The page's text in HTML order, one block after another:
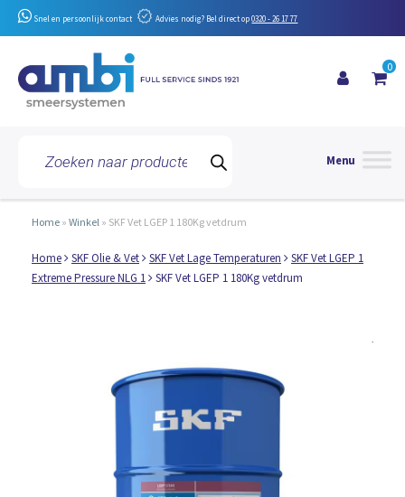
Snel en persoonlijk contact Advies nodig? Bel direct op0320 - 26 17 77
zoeken
0
Home » Winkel » SKF Vet LGEP 1 180Kg vetdrum
Home SKF Olie & Vet SKF Vet Lage Temperaturen
SKF Vet LGEP 1
Extreme Pressure NLG 1
SKF Vet LGEP 1 180Kg vetdrum